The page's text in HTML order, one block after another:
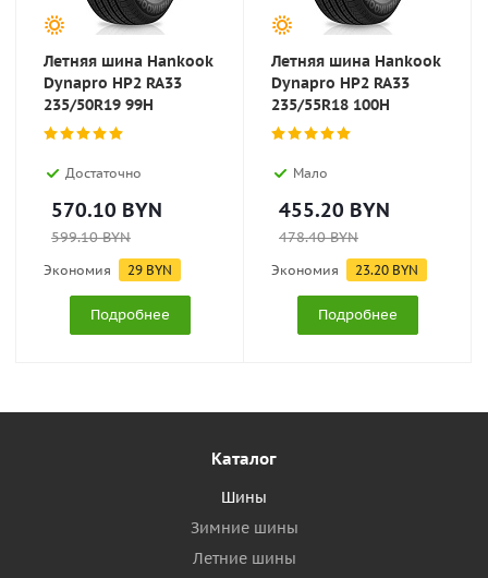
Летняя шина Hankook
Dynapro HP2 RA33
235/50R19 99H
Достаточно
570.10 BYN
599.10BYN
Экономия 29 BYN
Подробнее
Летняя шина Hankook
Dynapro HP2 RA33
235/55R18 100H
Мало
455.20 BYN
478.40BYN
Экономия 23.20 BYN
Подробнее
Каталог
Шины
Зимние шины
Летние шины